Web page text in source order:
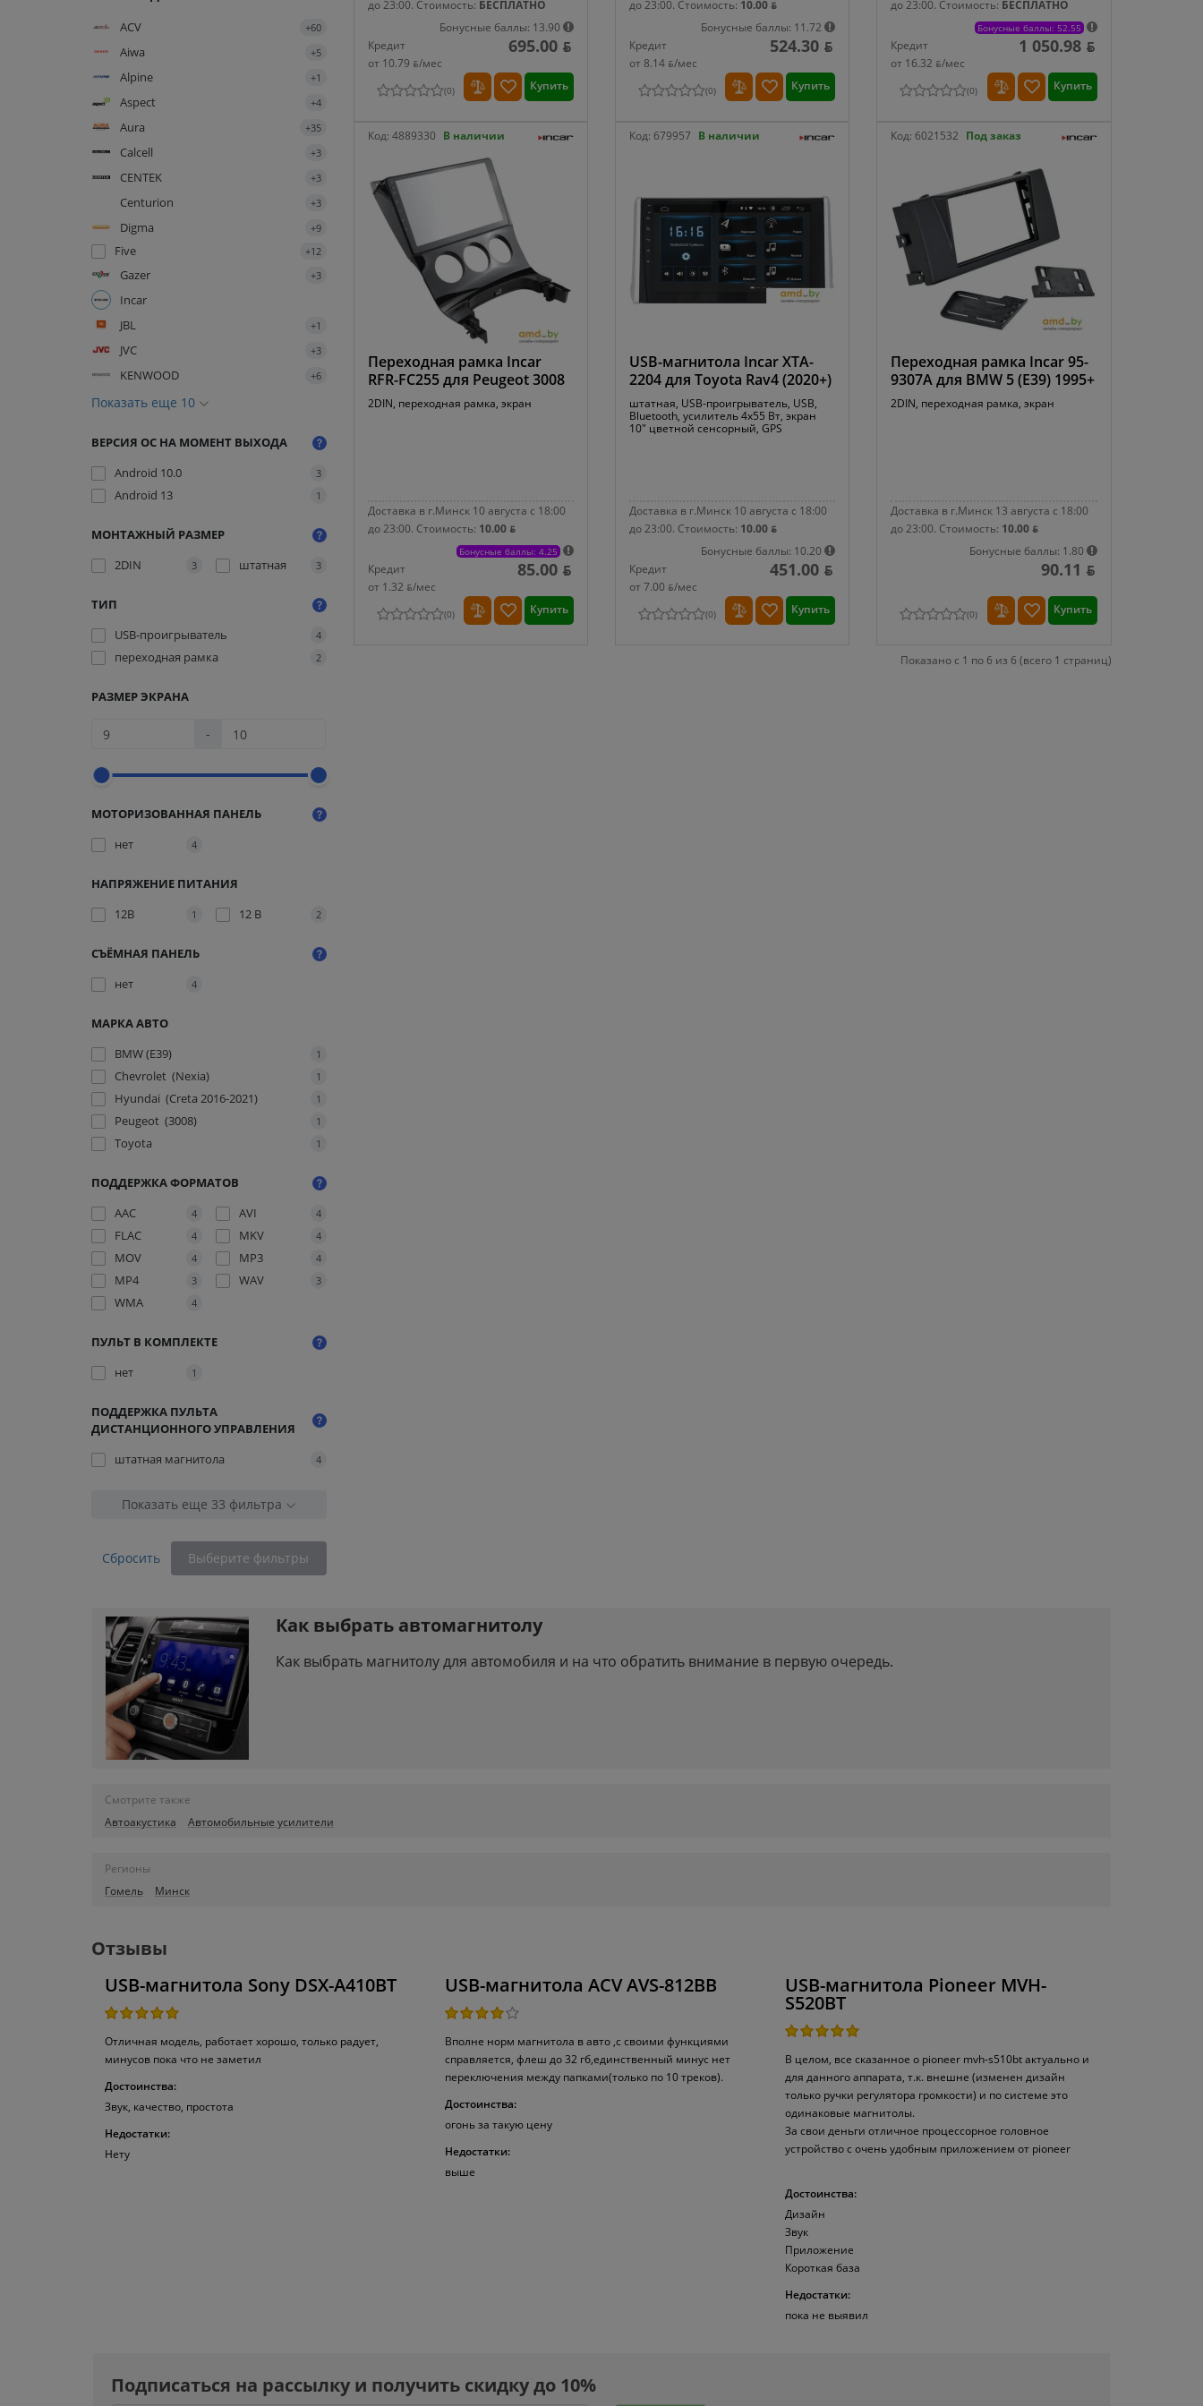
ACV
+60
Aiwa +5
Alpine +1
Aspect +4
Aura +35
Calcell +3
CENTEK +3
Centurion +3
Digma +9
Five +12
Gazer +3
Incar
JBL
+1
JVC +3
KENWOOD +6
Показать еще 10
ВЕРСИЯ ОС НА МОМЕНТ ВЫХОДА
Android 10.0
3
Android 13 1
МОНТАЖНЫЙ РАЗМЕР
2DIN
3 штатная 3
ТИП
USB-проигрыватель
4
переходная рамка 2
РАЗМЕР ЭКРАНА
-
МОТОРИЗОВАННАЯ ПАНЕЛЬ
нет
4
НАПРЯЖЕНИЕ ПИТАНИЯ
12В
1 12 В 2
СЪЁМНАЯ ПАНЕЛЬ
нет
4
МАРКА АВТО
BMW (E39)
1
Chevrolet (Nexia) 1
Hyundai (Creta 2016-2021) 1
Peugeot (3008) 1
Toyota 1
ПОДДЕРЖКА ФОРМАТОВ
AAC
4 AVI 4
FLAC 4 MKV 4
MOV 4 MP3 4
MP4 3 WAV 3
WMA 4
ПУЛЬТ В КОМПЛЕКТЕ
нет
1
ПОДДЕРЖКА ПУЛЬТА
ДИСТАНЦИОННОГО УПРАВЛЕНИЯ
штатная магнитола
4
Показать еще 33 фильтра
Сбросить Выберите фильтры
до 23:00. Стоимость: БЕСПЛАТНО
Бонусные баллы: 13.90
Кредит
от 10.79 ƃ/мec
695.00 ƃ
(0) Купить
до 23:00. Стоимость: 10.00 ƃ
Бонусные баллы: 11.72
Кредит
от 8.14 ƃ/мec
524.30 ƃ
(0) Купить
до 23:00. Стоимость: БЕСПЛАТНО
Бонусные баллы: 52.55
Кредит
от 16.32 ƃ/мec
1 050.98 ƃ
(0) Купить
Код: 4889330 В наличии
Переходная рамка Incar
RFR-FC255 для Peugeot 3008
2DIN, переходная рамка, экран
Доставка в г.Минск 10 августа с 18:00
до 23:00. Стоимость: 10.00 ƃ
Бонусные баллы: 4.25
Кредит
от 1.32 ƃ/мec
85.00 ƃ
(0) Купить
Код: 679957 В наличии
USB-магнитола Incar XTA-
2204 для Toyota Rav4 (2020+)
штатная, USB-проигрыватель, USB,
Bluetooth, усилитель 4x55 Вт, экран
10" цветной сенсорный, GPS
Доставка в г.Минск 10 августа с 18:00
до 23:00. Стоимость: 10.00 ƃ
Бонусные баллы: 10.20
Кредит
от 7.00 ƃ/мec
451.00 ƃ
(0) Купить
Код: 6021532 Под заказ
Переходная рамка Incar 95-
9307A для BMW 5 (Е39) 1995+
2DIN, переходная рамка, экран
Доставка в г.Минск 13 августа с 18:00
до 23:00. Стоимость: 10.00 ƃ
Бонусные баллы: 1.80
90.11 ƃ
(0) Купить
Показано с 1 по 6 из 6 (всего 1 страниц)
Как выбрать автомагнитолу
Как выбрать магнитолу для автомобиля и на что обратить внимание в первую очередь.
Смотрите также
Автоакустика
Автомобильные усилители
Регионы
Гомель
Минск
Отзывы
USB-магнитола Sony DSX-A410BT
Отличная модель, работает хорошо, только радует,
минусов пока что не заметил
Достоинства:
Звук, качество, простота
Недостатки:
Нету
USB-магнитола ACV AVS-812BB
Вполне норм магнитола в авто ,с своими функциями
справляется, флеш до 32 гб,единственный минус нет
переключения между папками(только по 10 треков).
Достоинства:
огонь за такую цену
Недостатки:
выше
USB-магнитола Pioneer MVH-
S520BT
В целом, все сказанное о pioneer mvh-s510bt актуально и
для данного аппарата, т.к. внешне (изменен дизайн
только ручки регулятора громкости) и по системе это
одинаковые магнитолы.
За свои деньги отличное процессорное головное
устройство с очень удобным приложением от pioneer
Достоинства:
Дизайн
Звук
Приложение
Короткая база
Недостатки:
пока не выявил
Подписаться на рассылку и получить скидку до 10%